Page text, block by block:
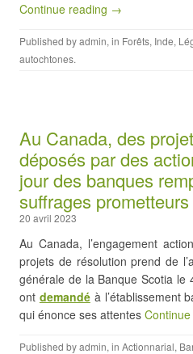
Continue reading →
Published byadmin, in Forêts, Inde,
autochtones.
Au Canada, des
déposés par des
jour des banques
suffrages prometteurs
20 avril 2023
Au Canada, l’engagement
projets de résolution prend de
générale de la Banque Scotia le
ont demandéà l’établissement
qui énonce ses attentes
Published byadmin, in Actionnarial,